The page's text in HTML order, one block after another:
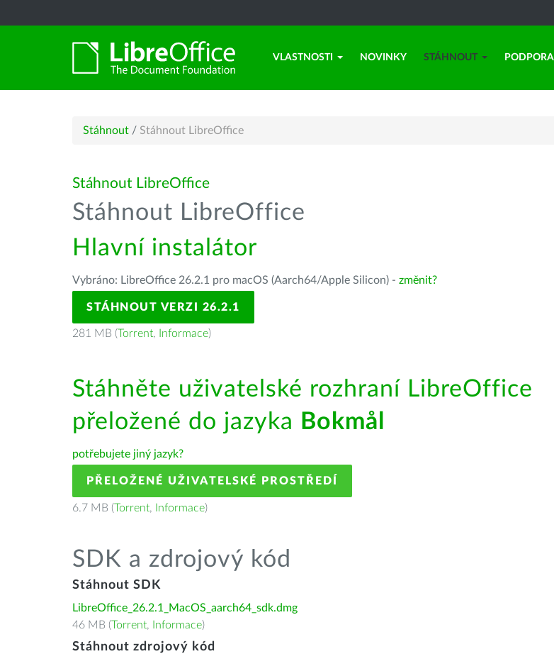
VLASTNOSTI NOVINKY STÁHNOUT PODPORA
Stáhnout / Stáhnout LibreOffice
Stáhnout LibreOffice
Stáhnout LibreOffice
Hlavní instalátor
Vybráno: LibreOffice 26.2.1 pro macOS (Aarch64/Apple Silicon) - změnit?
STÁHNOUT VERZI 26.2.1
281 MB (Torrent, Informace)
Stáhněte uživatelské rozhraní LibreOffice
přeložené do jazyka Bokmål
potřebujete jiný jazyk?
PŘELOŽENÉ UŽIVATELSKÉ PROSTŘEDÍ
6.7 MB (Torrent, Informace)
SDK a zdrojový kód
Stáhnout SDK
LibreOffice_26.2.1_MacOS_aarch64_sdk.dmg
46 MB (Torrent, Informace)
Stáhnout zdrojový kód